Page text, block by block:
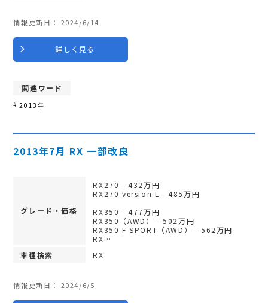
情報更新日： 2024/6/14
詳しく見る
関連ワード
2013年
2013年7月 RX 一部改良
グレード・価格
RX270 - 432万円
RX270 version L - 485万円
RX350 - 477万円
RX350（AWD） - 502万円
RX350 F SPORT（AWD） - 562万円
RX…
車種検索
RX
情報更新日： 2024/6/5